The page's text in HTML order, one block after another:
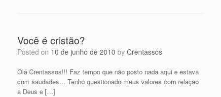
Você é cristão?
Posted on 10 de junho de 2010 by Crentassos
Olá Crentassos!!! Faz tempo que não posto nada aqui e estava
com saudades… Tenho questionado meus valores com relação
a Deus e […]